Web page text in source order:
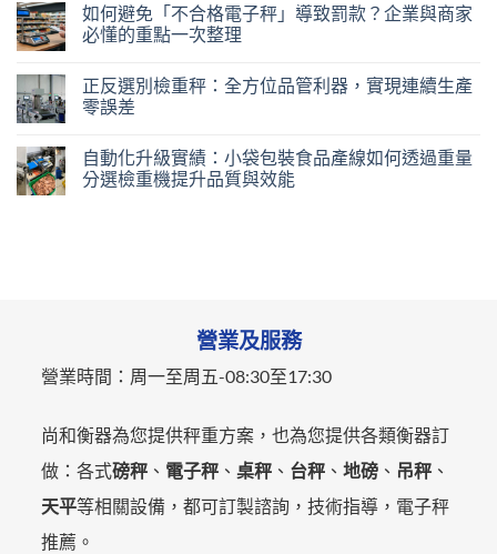
如何避免「不合格電子秤」導致罰款？企業與商家
必懂的重點一次整理
正反選別檢重秤：全方位品管利器，實現連續生產
零誤差
自動化升級實績：小袋包裝食品產線如何透過重量
分選檢重機提升品質與效能
營業及服務
營業時間： 周一至周五-08:30至17:30
尚和衡器為您提供秤重方案，也為您提供各類衡器訂
做：各式磅秤 、 電子秤 、桌秤 、 台秤 、地磅 、 吊秤 、
天平等相關設備，都可訂製諮詢，技術指導，電子秤
推薦。